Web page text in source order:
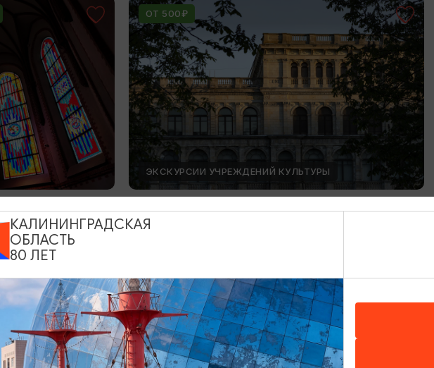
от Баха до
филармония
ОТ 500₽
ЭКСКУРСИИ УЧРЕЖДЕНИЙ КУЛЬТУРЫ
День Башенных часов
изобразительных искусств
ОТ 1500₽
КАЛИНИНГРАДСКАЯ
ОБЛАСТЬ
80 ЛЕТ